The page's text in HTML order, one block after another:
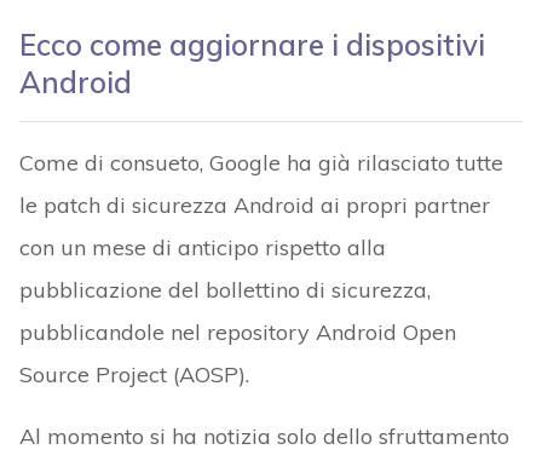
Ecco come aggiornare i dispositivi
Android
Come di consueto, Google ha già rilasciato tutte
le patch di sicurezza Android ai propri partner
con un mese di anticipo rispetto alla
pubblicazione del bollettino di sicurezza,
pubblicandole nel repository Android Open
Source Project (AOSP).
Al momento si ha notizia solo dello sfruttamento